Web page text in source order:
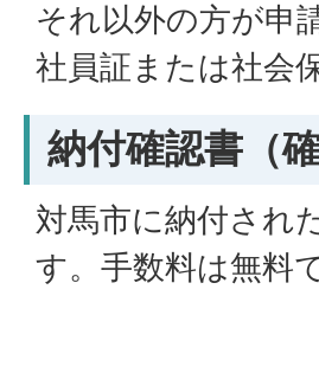
それ以外の方が申
社員証または社会
納付確認書（
対馬市に納付され
す。手数料は無料